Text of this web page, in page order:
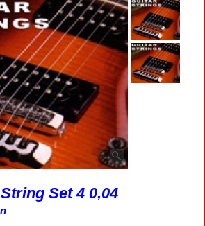
Set 4 0,04